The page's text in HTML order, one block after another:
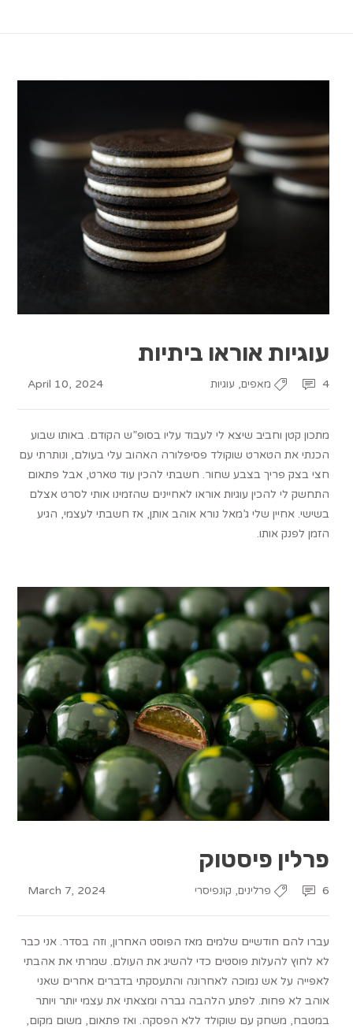
עוגיות אוראו ביתיות
April 10, 2024 מאפים, עוגיות 4
מתכון קטן וחביב שיצא לי לעבוד עליו בסופ”ש הקודם. באותו שבוע
הכנתי את הטארט שוקולד פסיפלורה האהוב עלי בעולם, ונותרתי עם
חצי בצק פריך בצבע שחור. חשבתי להכין עוד טארט, אבל פתאום
התחשק לי להכין עוגיות אוראו לאחיינים שהזמינו אותי לסרט אצלם
בשישי. אחיין שלי ג’מאל נורא אוהב אותן, אז חשבתי לעצמי, הגיע
הזמן לפנק אותו.
פרלין פיסטוק
March 7, 2024 פרלינים, קונפיסרי 6
עברו להם חודשיים שלמים מאז הפוסט האחרון, וזה בסדר. אני כבר
לא לחוץ להעלות פוסטים כדי להשיג את העולם. שמרתי את אהבתי
לאפייה על אש נמוכה לאחרונה והתעסקתי בדברים אחרים שאני
אוהב לא פחות. לפתע הלהבה גברה ומצאתי את עצמי יותר ויותר
במטבח, משחק עם שוקולד ללא הפסקה. ואז פתאום, משום מקום,